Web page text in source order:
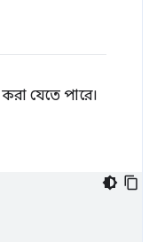
করা যেতে পারে।